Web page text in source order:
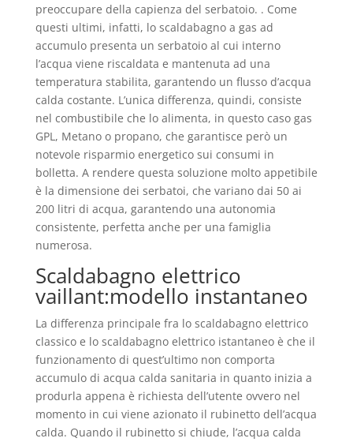
preoccupare della capienza del serbatoio. . Come
questi ultimi, infatti, lo scaldabagno a gas ad
accumulo presenta un serbatoio al cui interno
l’acqua viene riscaldata e mantenuta ad una
temperatura stabilita, garantendo un flusso d’acqua
calda costante. L’unica differenza, quindi, consiste
nel combustibile che lo alimenta, in questo caso gas
GPL, Metano o propano, che garantisce però un
notevole risparmio energetico sui consumi in
bolletta. A rendere questa soluzione molto appetibile
è la dimensione dei serbatoi, che variano dai 50 ai
200 litri di acqua, garantendo una autonomia
consistente, perfetta anche per una famiglia
numerosa.
Scaldabagno elettrico
vaillant:modello instantaneo
La differenza principale fra lo scaldabagno elettrico
classico e lo scaldabagno elettrico istantaneo è che il
funzionamento di quest’ultimo non comporta
accumulo di acqua calda sanitaria in quanto inizia a
produrla appena è richiesta dell’utente ovvero nel
momento in cui viene azionato il rubinetto dell’acqua
calda. Quando il rubinetto si chiude, l’acqua calda